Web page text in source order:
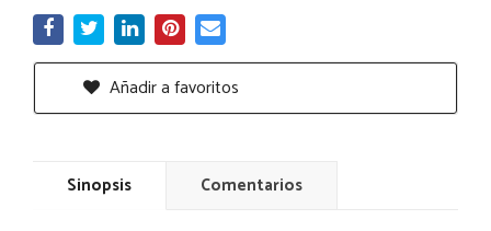
Añadir a favoritos
Sinopsis Comentarios